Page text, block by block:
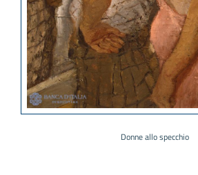
Donne allo specchio